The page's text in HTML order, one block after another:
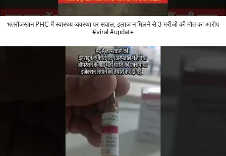
भतरौंजखान PHC में स्वास्थ्य व्यवस्था पर सवाल, इलाज न मिलने से 3 मरीजों की मौत का आरोप
#viral #update